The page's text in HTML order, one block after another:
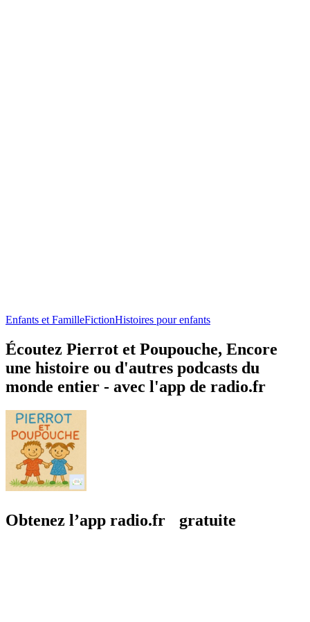
Enfants et FamilleFictionHistoires pour enfants
Écoutez Pierrot et Poupouche, Encore
une histoire ou d'autres podcasts du
monde entier - avec l'app de radio.fr
Obtenez l’app radio.fr gratuite